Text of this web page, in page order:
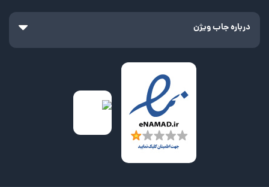
درباره جاب ویژن